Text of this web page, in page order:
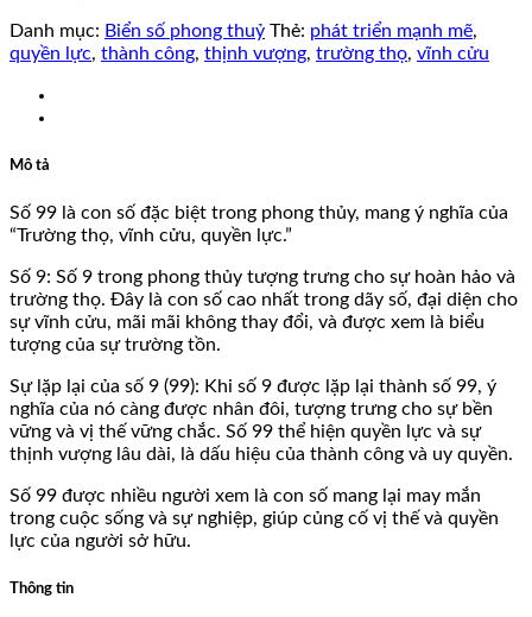
Danh mục: Biển số phong thuỷ Thẻ: phát triển mạnh mẽ,
quyền lực, thành công, thịnh vượng, trường thọ, vĩnh cửu
Mô tả
Số 99 là con số đặc biệt trong phong thủy, mang ý nghĩa của
“Trường thọ, vĩnh cửu, quyền lực.”
Số 9: Số 9 trong phong thủy tượng trưng cho sự hoàn hảo và
trường thọ. Đây là con số cao nhất trong dãy số, đại diện cho
sự vĩnh cửu, mãi mãi không thay đổi, và được xem là biểu
tượng của sự trường tồn.
Sự lặp lại của số 9 (99): Khi số 9 được lặp lại thành số 99, ý
nghĩa của nó càng được nhân đôi, tượng trưng cho sự bền
vững và vị thế vững chắc. Số 99 thể hiện quyền lực và sự
thịnh vượng lâu dài, là dấu hiệu của thành công và uy quyền.
Số 99 được nhiều người xem là con số mang lại may mắn
trong cuộc sống và sự nghiệp, giúp củng cố vị thế và quyền
lực của người sở hữu.
Thông tin